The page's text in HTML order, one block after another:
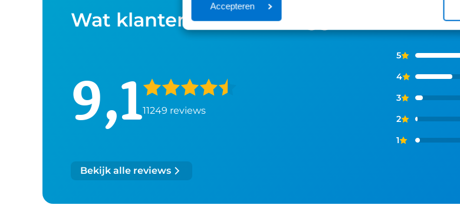
Accepteren
Wat klanten over ons zeggen
9,111249 reviews
5
4
3
2
1
Bekijk alle reviews